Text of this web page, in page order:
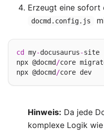
Erzeugt eine sofort
docmd.config.js
cd my-docusaurus-site
npx @docmd /core
npx @docmd /
Hinweis: Da jede
komplexe Logik